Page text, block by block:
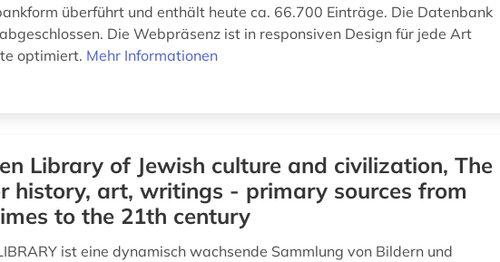
überführt und enthält heute ca. 66.700 Einträge. Die Datenbank
Die Webpräsenz ist in responsiven Design für jede Art
optimiert. Mehr Informationen
Library of Jewish culture and civilization, The
history, art, writings - primary sources from
to the 21th century
ist eine dynamisch wachsende Sammlung von Bildern und